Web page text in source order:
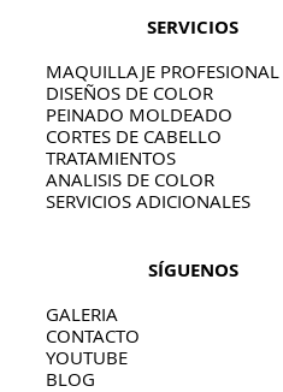
SERVICIOS
MAQUILLAJE PROFESIONAL
DISEÑOS DE COLOR
PEINADO MOLDEADO
CORTES DE CABELLO
TRATAMIENTOS
ANALISIS DE COLOR
SERVICIOS ADICIONALES
SÍGUENOS
GALERIA
CONTACTO
YOUTUBE
BLOG